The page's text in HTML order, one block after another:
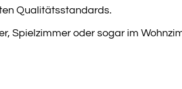
Qualitätsstandards.
Spielzimmer oder sogar im